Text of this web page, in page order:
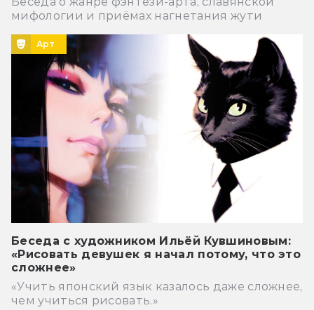
мифологии и приёмах нагнетания жути
Арт
Беседа с художником Ильёй Кувшиновым:
«Рисовать девушек я начал потому, что это
сложнее»
«Учить японский язык казалось даже сложнее,
чем учиться рисовать.»